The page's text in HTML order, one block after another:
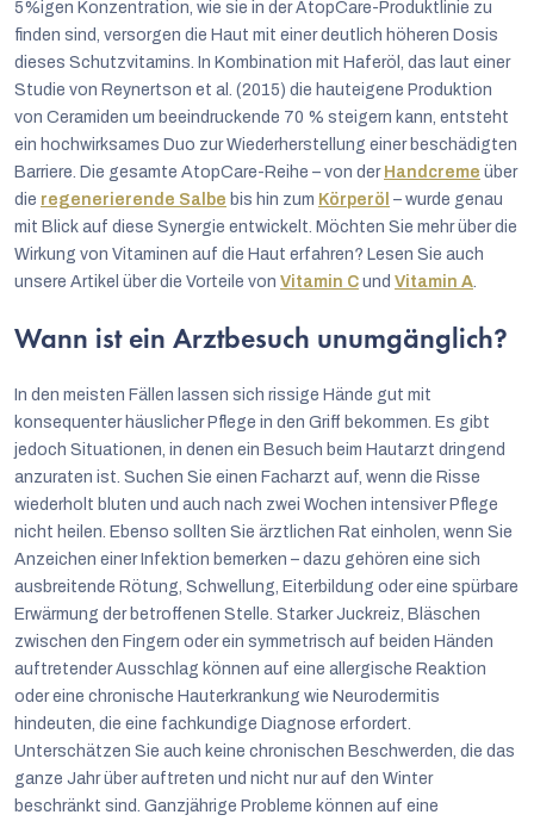
5%igen Konzentration, wie sie in der AtopCare-Produktlinie zu
finden sind, versorgen die Haut mit einer deutlich höheren Dosis
dieses Schutzvitamins. In Kombination mit Haferöl, das laut einer
Studie von Reynertson et al. (2015) die hauteigene Produktion
von Ceramiden um beeindruckende 70 % steigern kann, entsteht
ein hochwirksames Duo zur Wiederherstellung einer beschädigten
Barriere. Die gesamte AtopCare-Reihe – von der Handcreme über
die regenerierende Salbe bis hin zum Körperöl – wurde genau
mit Blick auf diese Synergie entwickelt. Möchten Sie mehr über die
Wirkung von Vitaminen auf die Haut erfahren? Lesen Sie auch
unsere Artikel über die Vorteile von Vitamin C und Vitamin A
Wann ist ein Arztbesuch unumgänglich?
In den meisten Fällen lassen sich rissige Hände gut mit
konsequenter häuslicher Pflege in den Griff bekommen. Es gibt
jedoch Situationen, in denen ein Besuch beim Hautarzt dringend
anzuraten ist. Suchen Sie einen Facharzt auf, wenn die Risse
wiederholt bluten und auch nach zwei Wochen intensiver Pflege
nicht heilen. Ebenso sollten Sie ärztlichen Rat einholen, wenn Sie
Anzeichen einer Infektion bemerken – dazu gehören eine sich
ausbreitende Rötung, Schwellung, Eiterbildung oder eine spürbare
Erwärmung der betroffenen Stelle. Starker Juckreiz, Bläschen
zwischen den Fingern oder ein symmetrisch auf beiden Händen
auftretender Ausschlag können auf eine allergische Reaktion
oder eine chronische Hauterkrankung wie Neurodermitis
hindeuten, die eine fachkundige Diagnose erfordert.
Unterschätzen Sie auch keine chronischen Beschwerden, die das
ganze Jahr über auftreten und nicht nur auf den Winter
beschränkt sind. Ganzjährige Probleme können auf eine